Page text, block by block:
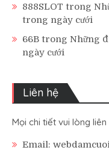
888SLOT trong
trong ngày cưới
66B trong Những
ngày cưới
Liên hệ
Mọi chi tiết vui lòng liên
Email: